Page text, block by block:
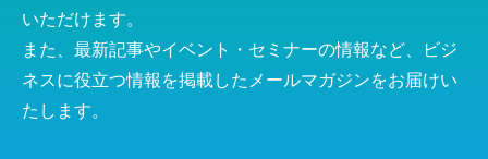
いただけます。
また、最新記事やイベント・セミナーの情報など、ビジ
ネスに役立つ情報を掲載したメールマガジンをお届けい
たします。